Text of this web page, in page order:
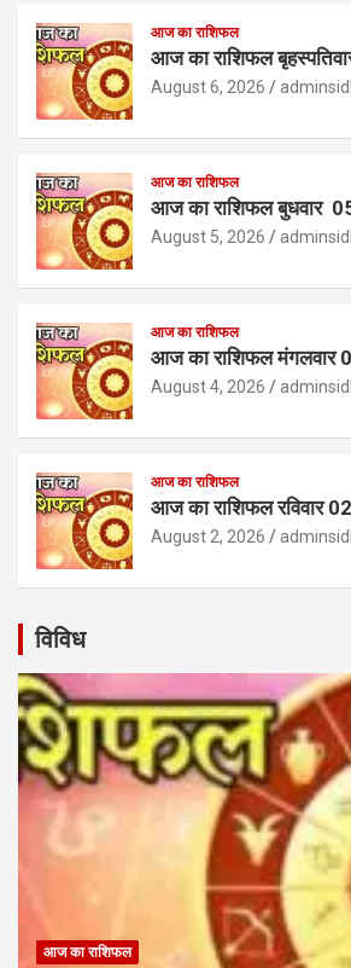
आज का राशिफल
आज का राशिफल
August 6, 2026
आज का राशिफल
आज का राशिफल बुधवार
August 5, 2026
आज का राशिफल
आज का राशिफल
August 4, 2026
आज का राशिफल
आज का राशिफल रविवार
August 2, 2026
विविध
आज का राशिफल